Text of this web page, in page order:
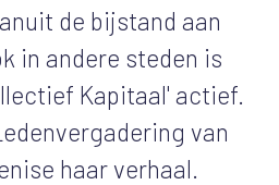
de bijstand aan
in andere steden is
Kapitaal' actief.
van
haar verhaal.